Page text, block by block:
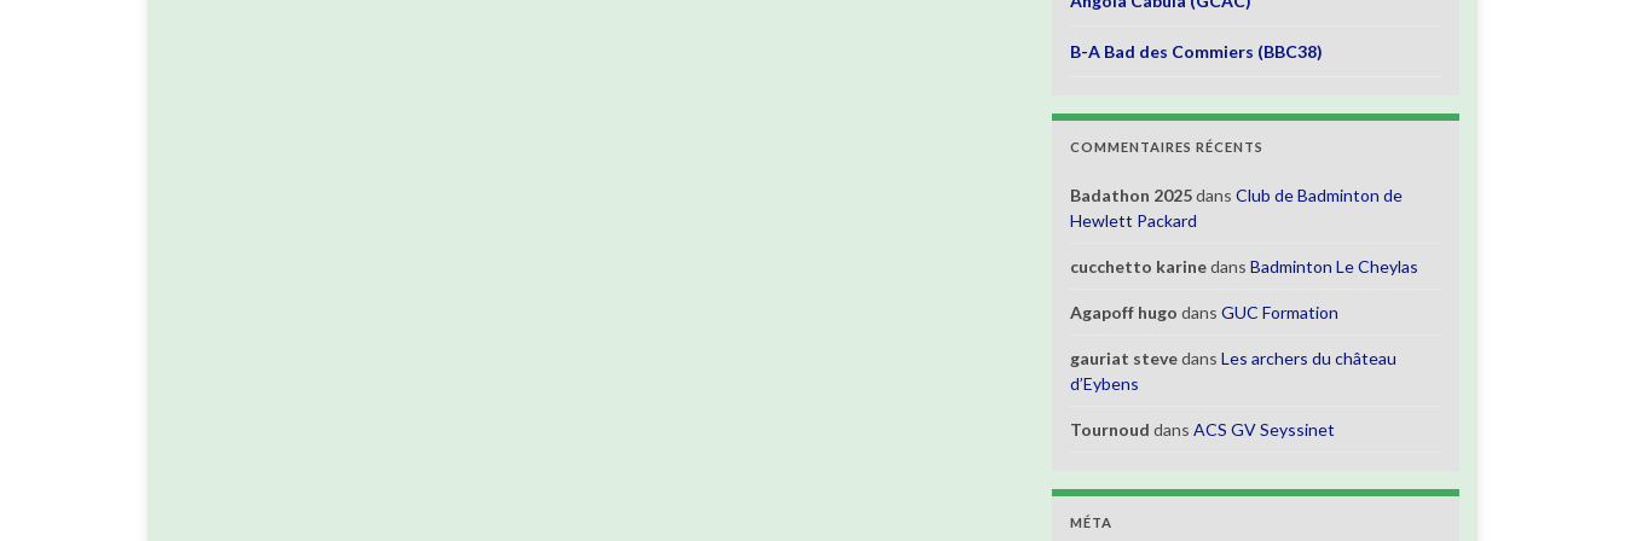
B-A Bad des Commiers (BBC38)
COMMENTAIRES RÉCENTS
Badathon 2025dansClub de Badminton de
Hewlett Packard
cucchetto karinedansBadminton Le Cheylas
Agapoff hugo dansGUC Formation
gauriat stevedansLes archers du château
d’Eybens
Tournoud dansACS GV Seyssinet
MÉTA